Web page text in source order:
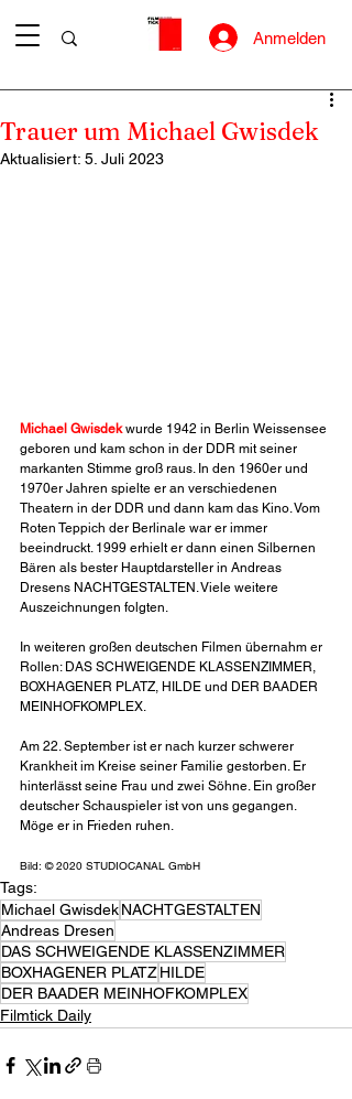
Anmelden
Trauer um Michael Gwisdek
Aktualisiert: 5. Juli 2023
Michael Gwisdek wurde 1942 in Berlin Weissensee
geboren und kam schon in der DDR mit seiner
markanten Stimme groß raus. In den 1960er und
1970er Jahren spielte er an verschiedenen
Theatern in der DDR und dann kam das Kino. Vom
Roten Teppich der Berlinale war er immer
beeindruckt. 1999 erhielt er dann einen Silbernen
Bären als bester Hauptdarsteller in Andreas
Dresens NACHTGESTALTEN. Viele weitere
Auszeichnungen folgten.
In weiteren großen deutschen Filmen übernahm er
Rollen: DAS SCHWEIGENDE KLASSENZIMMER,
BOXHAGENER PLATZ, HILDE und DER BAADER
MEINHOFKOMPLEX.
Am 22. September ist er nach kurzer schwerer
Krankheit im Kreise seiner Familie gestorben. Er
hinterlässt seine Frau und zwei Söhne. Ein großer
deutscher Schauspieler ist von uns gegangen.
Möge er in Frieden ruhen.
Bild: © 2020 STUDIOCANAL GmbH
Tags:
Michael GwisdekNACHTGESTALTEN
Andreas Dresen
DAS SCHWEIGENDE KLASSENZIMMER
BOXHAGENER PLATZHILDE
DER BAADER MEINHOFKOMPLEX
Filmtick Daily